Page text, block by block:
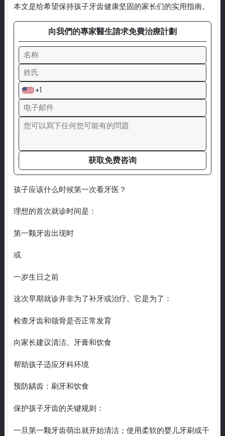
本文是给希望保持孩子牙齿健康坚固的家长们的实用指南。
向我們的專家醫生請求免費治療計劃
+1
获取免费咨询
孩子应该什么时候第一次看牙医？
理想的首次就诊时间是：
第一颗牙齿出现时
或
一岁生日之前
这次早期就诊并非为了补牙或治疗。它是为了：
检查牙齿和颌骨是否正常发育
向家长建议清洁、牙膏和饮食
帮助孩子适应牙科环境
预防龋齿：刷牙和饮食
保护孩子牙齿的关键规则：
一旦第一颗牙齿萌出就开始清洁；使用柔软的婴儿牙刷或干